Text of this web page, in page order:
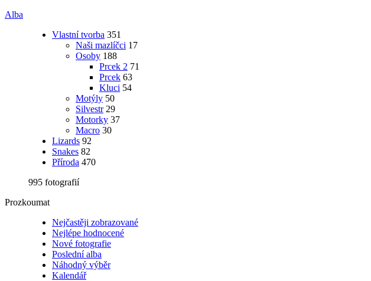
Alba
Vlastní tvorba 351
Naši mazlíčci 17
Osoby 188
Prcek 2 71
Prcek 63
Kluci 54
Motýly 50
Silvestr 29
Motorky 37
Macro 30
Lizards 92
Snakes 82
Příroda 470
995 fotografií
Prozkoumat
Nejčastěji zobrazované
Nejlépe hodnocené
Nové fotografie
Poslední alba
Náhodný výběr
Kalendář